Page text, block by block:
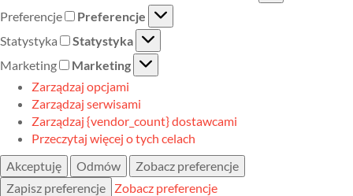
Preferencje
Preferencje
Statystyka
Statystyka
Marketing
Marketing
Zarządzaj opcjami
Zarządzaj serwisami
Zarządzaj {vendor_count} dostawcami
Przeczytaj więcej o tych celach
Akceptuję
Odmów
Zobacz preferencje
Zapisz preferencje
Zobacz preferencje